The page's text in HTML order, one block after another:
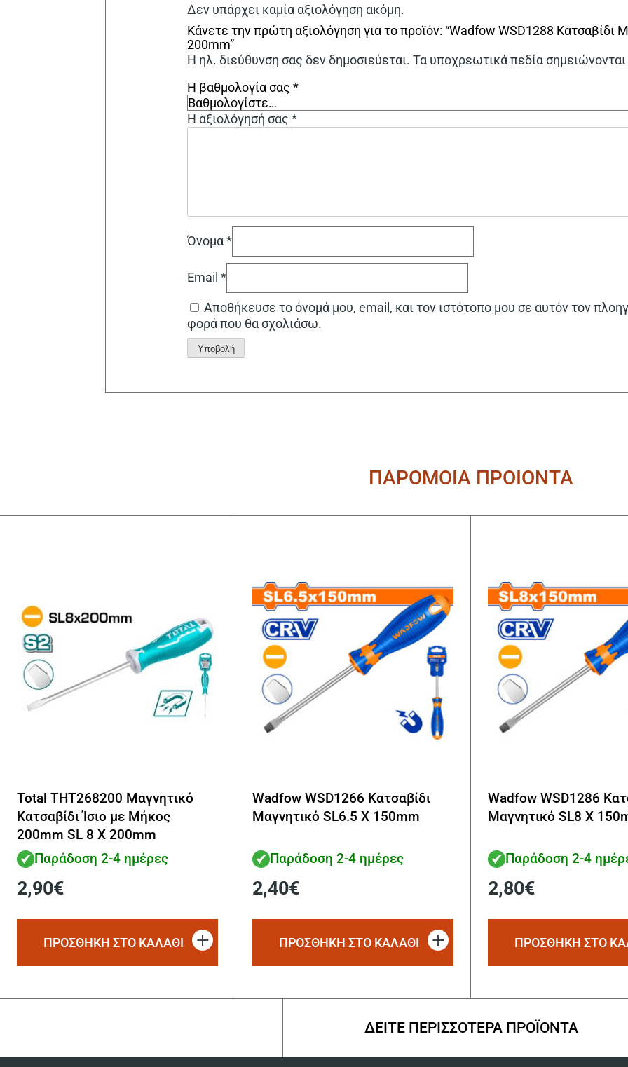
Δεν υπάρχει καμία αξιολόγηση ακόμη.
Κάνετε την πρώτη αξιολόγηση για το προϊόν: “Wadfow WSD1288 Κατσαβίδι
200mm”
Η ηλ. διεύθυνση σας δεν δημοσιεύεται. Τα υποχρεωτικά πεδία
Η βαθμολογία σας*
Η αξιολόγησή σας*
Όνομα*
Email*
Αποθήκευσε το όνομά μου, email, και τον ιστότοπο μου σε αυτόν τον
φορά που θα σχολιάσω.
ΠΑΡΟΜΟΙΑ ΠΡΟΙΟΝΤΑ
Total THT268200 Μαγνητικό
Κατσαβίδι Ίσιο με Μήκος
200mm SL 8 X 200mm
Παράδοση 2-4 ημέρες
2,90€
ΠΡΟΣΘΗΚΗ ΣΤΟ ΚΑΛΑΘΙ
Wadfow WSD1266 Κατσαβίδι
Μαγνητικό SL6.5 X 150mm
Παράδοση 2-4 ημέρες
2,40€
ΠΡΟΣΘΗΚΗ ΣΤΟ ΚΑΛΑΘΙ
Wadfow WSD1286
Μαγνητικό SL8 X
Παράδοση 2-4
2,80€
ΠΡΟΣΘΗΚΗ ΣΤΟ
ΔΕΙΤΕ ΠΕΡΙΣΣΟΤΕΡΑ ΠΡΟΪΟΝΤΑ